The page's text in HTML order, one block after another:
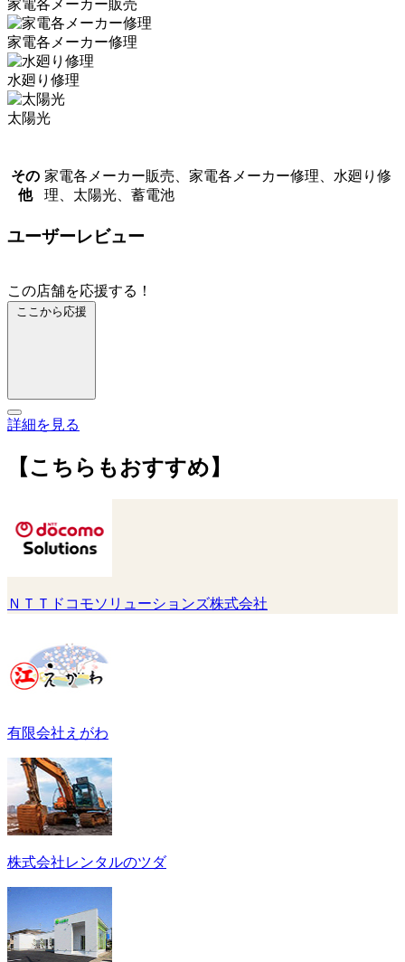
家電各メーカー販売
家電各メーカー修理
水廻り修理
太陽光
その
他
家電各メーカー販売、家電各メーカー修理、水廻り修
理、太陽光、蓄電池
ユーザーレビュー
この店舗を応援する！
ここから応援
詳細を見る
【こちらもおすすめ】
ＮＴＴドコモソリューションズ株式会社
有限会社えがわ
株式会社レンタルのツダ